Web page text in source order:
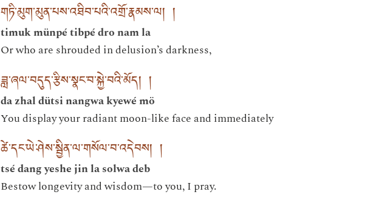
གཏི་མུག་མུན་པས་འཐིབ་པའི་འགྲོ་རྣམས་ལ། །
timuk münpé tibpé dro nam la
Or who are shrouded in delusion’s darkness,
ཟླ་ཞལ་བདུད་རྩིས་སྣང་བ་སྐྱེ་བའི་མོད། །
da zhal dütsi nangwa kyewé mö
You display your radiant moon-like face and immediately
ཚེ་དང་ཡེ་ཤེས་སྦྱིན་ལ་གསོལ་བ་འདེབས། །
tsé dang yeshe jin la solwa deb
Bestow longevity and wisdom—to you, I pray.